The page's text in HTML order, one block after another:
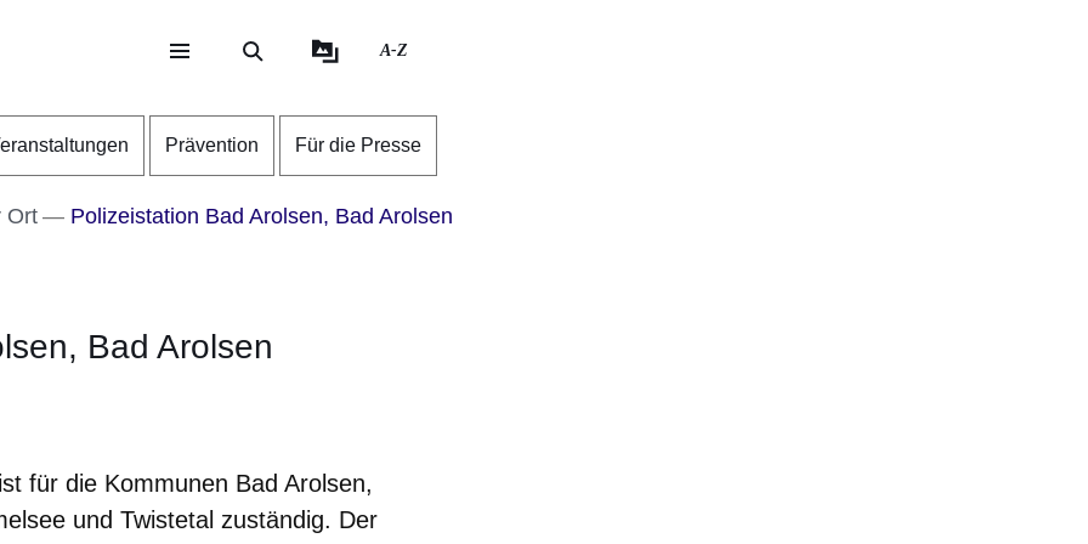
A-Z
Prävention Für die Presse
Ort Polizeistation Bad Arolsen, Bad Arolsen
Bad Arolsen
für die Kommunen Bad Arolsen,
und Twistetal zuständig. Der